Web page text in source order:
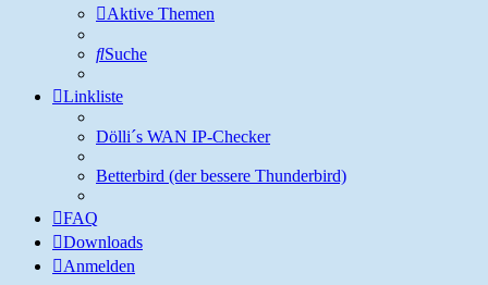
Aktive Themen
Suche
Linkliste
Dölli´s WAN IP-Checker
Betterbird (der bessere Thunderbird)
FAQ
Downloads
Anmelden